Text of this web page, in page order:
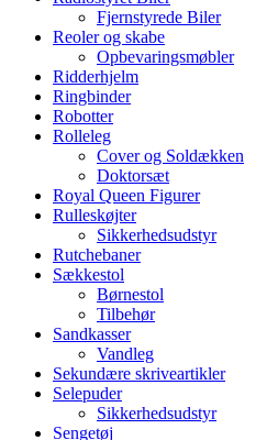
Fjernstyrede Biler
Reoler og skabe
Opbevaringsmøbler
Ridderhjelm
Ringbinder
Robotter
Rolleleg
Cover og Soldækken
Doktorsæt
Royal Queen Figurer
Rulleskøjter
Sikkerhedsudstyr
Rutchebaner
Sækkestol
Børnestol
Tilbehør
Sandkasser
Vandleg
Sekundære skriveartikler
Selepuder
Sikkerhedsudstyr
Sengetøj